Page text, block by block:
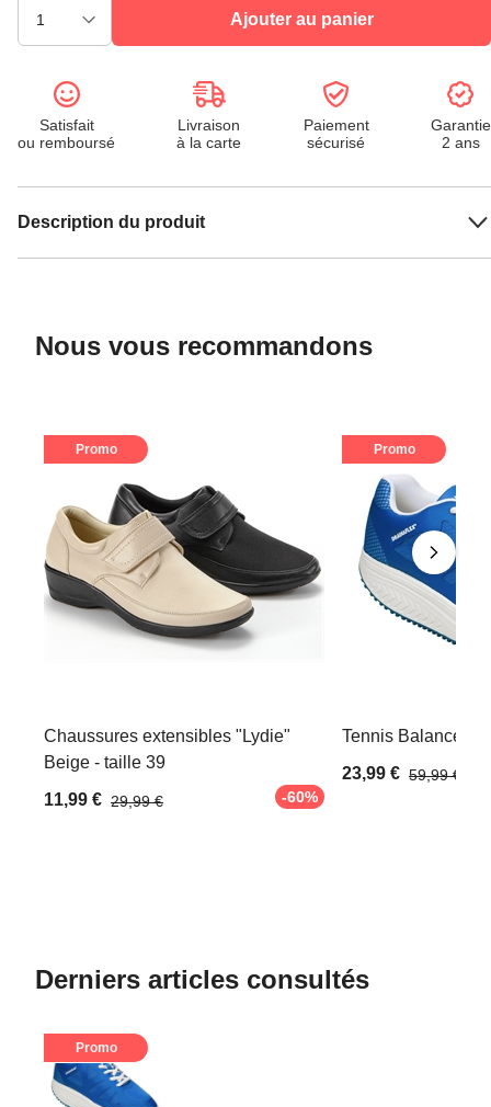
Ajouter au panier
Satisfait
ou remboursé
Livraison
à la carte
Paiement
sécurisé
Garantie
2 ans
Description du produit
Nous vous recommandons
Promo
Chaussures extensibles "Lydie"
Beige - taille 39
11,99 € 29,99 € -60%
Promo
Tennis Balance
23,99 € 59,99 €
Derniers articles consultés
Promo